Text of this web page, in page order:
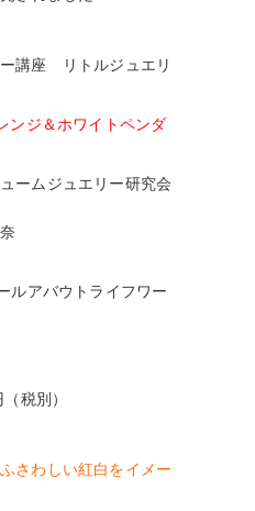
講座 リトルジュエリ
ンジ＆ホワイトペンダ
ームジュエリー研究会
：南出佳奈
バウトライフワー
税別）
さわしい紅白をイメー